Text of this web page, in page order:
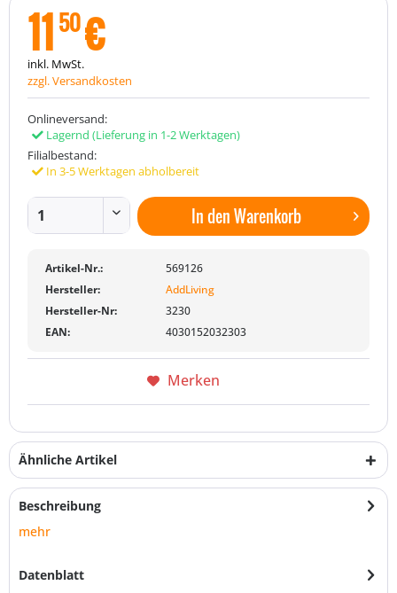
11 50€
inkl. MwSt.
zzgl. Versandkosten
Onlineversand:
Lagernd (Lieferung in 1-2 Werktagen)
Filialbestand:
In 3-5 Werktagen abholbereit
In denWarenkorb
Artikel-Nr.:
569126
Hersteller:
AddLiving
Hersteller-Nr:
3230
EAN:
4030152032303
Merken
Ähnliche Artikel
Beschreibung
mehr
Datenblatt